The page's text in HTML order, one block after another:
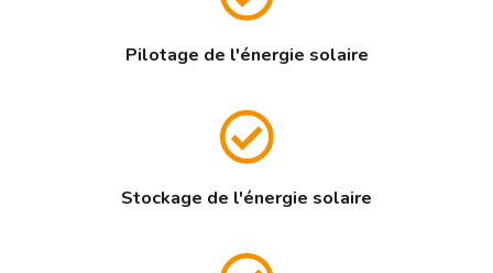
Pilotage de l'énergie solaire
Stockage de l'énergie solaire